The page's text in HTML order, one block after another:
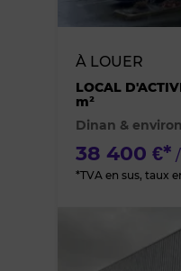
À LOUER
LOCAL
m²
Dinan &
38 400 €*
*TVA en sus, taux